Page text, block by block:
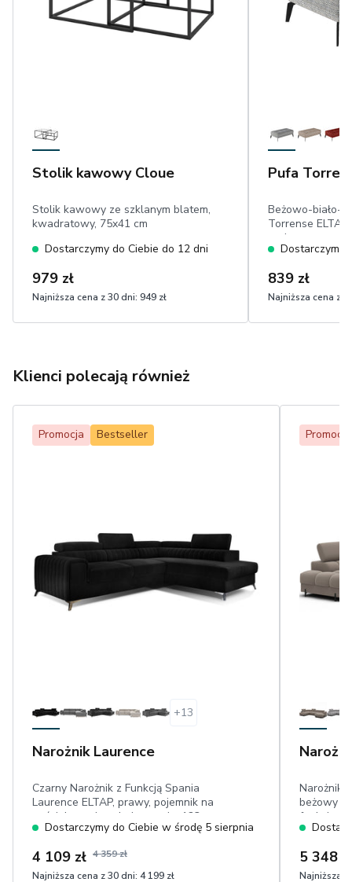
Stolik kawowy Cloue
Stolik kawowy ze szklanym blatem,
kwadratowy, 75x41 cm
Dostarczymy do Ciebie do 12 dni
979 zł
Najniższa cena z 30 dni: 949 zł
Pufa
Beżowo-biało-
Torrense
siedzisko,
wyrazistym
Dostarczymy
839 zł
Najniższa cena z
Klienci polecają również
Promocja Bestseller
+13
Narożnik Laurence
Czarny Narożnik z Funkcją Spania
Laurence ELTAP, prawy, pojemnik na
pościel, powierzchnia spania: 123 cm x
193 cm, niecieniujący welwet
Dostarczymy do Ciebie w środę 5 sierpnia
4 109 zł 4 359 zł
Najniższa cena z 30 dni: 4 199 zł
Promocja
Narożnik
beżowy –
funkcją
5 348
Najniższa